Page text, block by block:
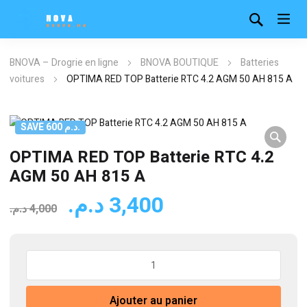
BNOVA – Drogrie en ligne BNOVA BOUTIQUE
Batteries
voitures
OPTIMA RED TOP Batterie RTC 4.2 AGM 50 AH 815 A
SAVE 600 د.م.
OPTIMA RED TOP Batterie RTC 4.2
AGM 50 AH 815 A
4,000د.م. Le
prix
initial
4,000 د.م..
3,400د.م.
actuel
3,400 د.م..
OPTIMA
Ajouter au panier